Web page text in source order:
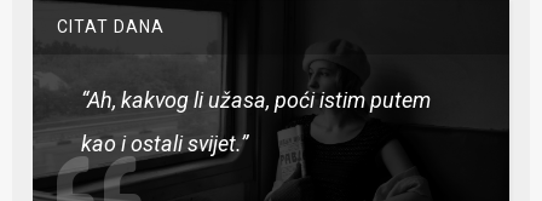
CITAT DANA
“Ah, kakvog li užasa, poći istim putem
kao i ostali svijet.”